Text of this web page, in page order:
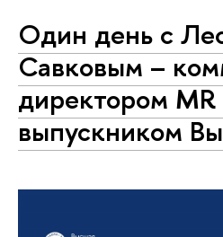
Один день с
Савковым –
директором
выпускником